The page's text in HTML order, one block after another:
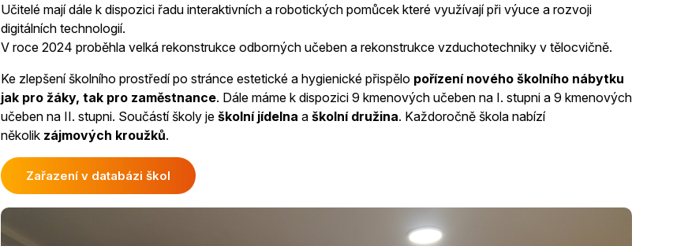
Učitelé mají dále k dispozici řadu interaktivních a robotických pomůcek které využívají při výuce a rozvoji
digitálních technologií.
V roce 2024 proběhla velká rekonstrukce odborných učeben a rekonstrukce vzduchotechniky v tělocvičně.
Ke zlepšení školního prostředí po stránce estetické a hygienické přispělo pořízení nového školního nábytku
jak pro žáky, tak pro zaměstnance. Dále máme k dispozici 9 kmenových učeben na I. stupni a 9 kmenových
učeben na II. stupni. Součástí školy je školní jídelna a školní družina. Každoročně škola nabízí
několik zájmových kroužků.
Zařazení v databázi škol